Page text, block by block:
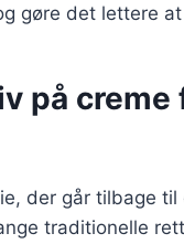
gøre det lettere
på creme
der går tilbage
traditionelle